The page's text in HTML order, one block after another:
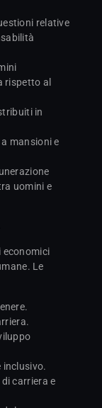
relative
rispetto al
in
mansioni e
uomini e
economici
Le
carriera e